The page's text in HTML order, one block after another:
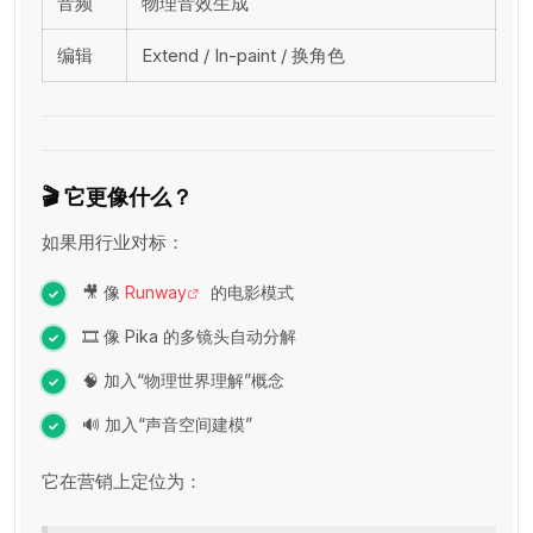
编辑 Extend / In-paint / 换角色
🎬 它更像什么？
如果用行业对标：
🎥 像 Runway 的电影模式
🎞 像 Pika 的多镜头自动分解
🧠 加入“物理世界理解”概念
🔊 加入“声音空间建模”
它在营销上定位为：